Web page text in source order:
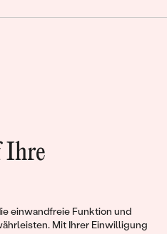
Ihre
einwandfreie Funktion und
Mit Ihrer Einwilligung
wir
und